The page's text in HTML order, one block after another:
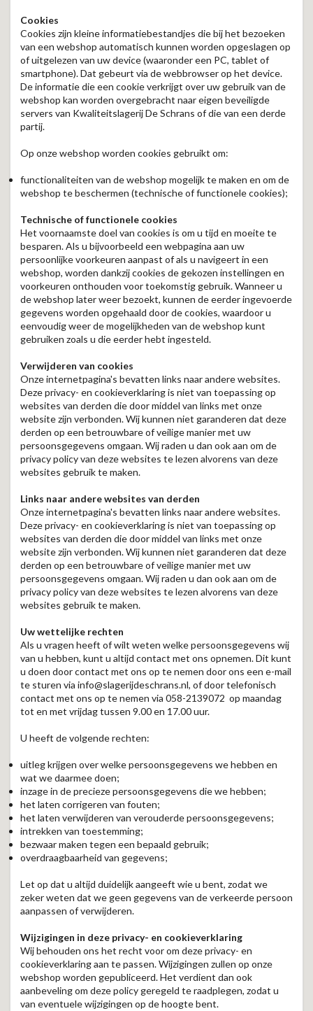
Cookies
Cookies zijn kleine informatiebestandjes die bij het bezoeken
van een webshop automatisch kunnen worden opgeslagen op
of uitgelezen van uw device (waaronder een PC, tablet of
smartphone). Dat gebeurt via de webbrowser op het device.
De informatie die een cookie verkrijgt over uw gebruik van de
webshop kan worden overgebracht naar eigen beveiligde
servers van Kwaliteitslagerij De Schrans of die van een derde
partij.
Op onze webshop worden cookies gebruikt om:
functionaliteiten van de webshop mogelijk te maken en om de
webshop te beschermen (technische of functionele cookies);
Technische of functionele cookies
Het voornaamste doel van cookies is om u tijd en moeite te
besparen. Als u bijvoorbeeld een webpagina aan uw
persoonlijke voorkeuren aanpast of als u navigeert in een
webshop, worden dankzij cookies de gekozen instellingen en
voorkeuren onthouden voor toekomstig gebruik. Wanneer u
de webshop later weer bezoekt, kunnen de eerder ingevoerde
gegevens worden opgehaald door de cookies, waardoor u
eenvoudig weer de mogelijkheden van de webshop kunt
gebruiken zoals u die eerder hebt ingesteld.
Verwijderen van cookies
Onze internetpagina's bevatten links naar andere websites.
Deze privacy- en cookieverklaring is niet van toepassing op
websites van derden die door middel van links met onze
website zijn verbonden. Wij kunnen niet garanderen dat deze
derden op een betrouwbare of veilige manier met uw
persoonsgegevens omgaan. Wij raden u dan ook aan om de
privacy policy van deze websites te lezen alvorens van deze
websites gebruik te maken.
Links naar andere websites van derden
Onze internetpagina's bevatten links naar andere websites.
Deze privacy- en cookieverklaring is niet van toepassing op
websites van derden die door middel van links met onze
website zijn verbonden. Wij kunnen niet garanderen dat deze
derden op een betrouwbare of veilige manier met uw
persoonsgegevens omgaan. Wij raden u dan ook aan om de
privacy policy van deze websites te lezen alvorens van deze
websites gebruik te maken.
Uw wettelijke rechten
Als u vragen heeft of wilt weten welke persoonsgegevens wij
van u hebben, kunt u altijd contact met ons opnemen. Dit kunt
u doen door contact met ons op te nemen door ons een e-mail
te sturen via info@slagerijdeschrans.nl, of door telefonisch
contact met ons op te nemen via 058-2139072 op maandag
tot en met vrijdag tussen 9.00 en 17.00 uur.
U heeft de volgende rechten:
uitleg krijgen over welke persoonsgegevens we hebben en
wat we daarmee doen;
inzage in de precieze persoonsgegevens die we hebben;
het laten corrigeren van fouten;
het laten verwijderen van verouderde persoonsgegevens;
intrekken van toestemming;
bezwaar maken tegen een bepaald gebruik;
overdraagbaarheid van gegevens;
Let op dat u altijd duidelijk aangeeft wie u bent, zodat we
zeker weten dat we geen gegevens van de verkeerde persoon
aanpassen of verwijderen.
Wijzigingen in deze privacy- en cookieverklaring
Wij behouden ons het recht voor om deze privacy- en
cookieverklaring aan te passen. Wijzigingen zullen op onze
webshop worden gepubliceerd. Het verdient dan ook
aanbeveling om deze policy geregeld te raadplegen, zodat u
van eventuele wijzigingen op de hoogte bent.